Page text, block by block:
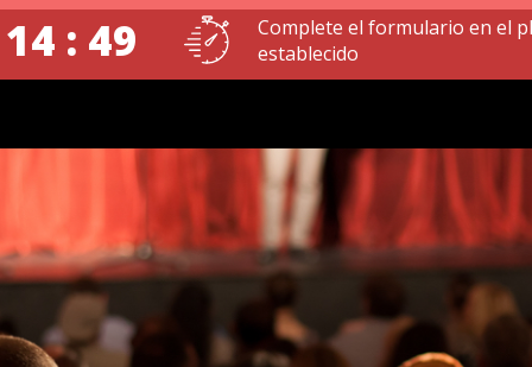
: 48
Complete el formulario en el
establecido